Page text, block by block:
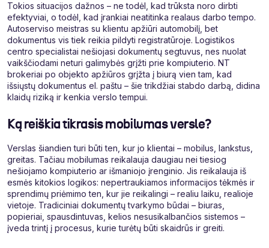
Tokios situacijos dažnos – ne todėl, kad trūksta noro dirbti
efektyviai, o todėl, kad įrankiai neatitinka realaus darbo tempo.
Autoserviso meistras su klientu apžiūri automobilį, bet
dokumentus vis tiek reikia pildyti registratūroje. Logistikos
centro specialistai nešiojasi dokumentų segtuvus, nes nuolat
vaikščiodami neturi galimybės grįžti prie kompiuterio. NT
brokeriai po objekto apžiūros grįžta į biurą vien tam, kad
išsiųstų dokumentus el. paštu – šie trikdžiai stabdo darbą, didina
klaidų riziką ir kenkia verslo tempui.
Ką reiškia tikrasis mobilumas versle?
Verslas šiandien turi būti ten, kur jo klientai – mobilus, lankstus,
greitas. Tačiau mobilumas reikalauja daugiau nei tiesiog
nešiojamo kompiuterio ar išmaniojo įrenginio. Jis reikalauja iš
esmės kitokios logikos: nepertraukiamos informacijos tėkmės ir
sprendimų priėmimo ten, kur jie reikalingi – realiu laiku, realioje
vietoje. Tradiciniai dokumentų tvarkymo būdai – biuras,
popieriai, spausdintuvas, kelios nesusikalbančios sistemos –
įveda trintį į procesus, kurie turėtų būti skaidrūs ir greiti.